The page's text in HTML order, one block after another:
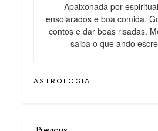
Apaixonada por
ensolarados e boa comida.
contos e dar boas risadas.
saiba o que ando
ASTROLOGIA